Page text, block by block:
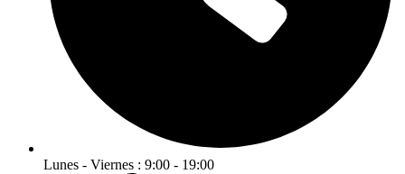
Lunes - Viernes : 9:00 - 19:00